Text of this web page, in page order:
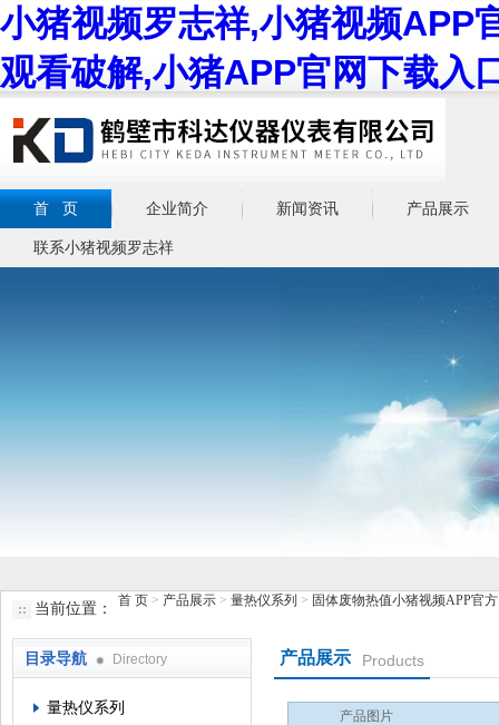
小猪视频罗志祥,小猪视频APP
观看破解,小猪APP官网下载入
鹤壁市小猪视频罗志祥仪器仪表有限公司
首 页 企业简介 新闻资讯 产品展示
联系小猪视频罗志祥
当前位置： 首 页 > 产品展示 > 量热仪系列 > 固体废物热值小猪视频APP官
目录导航 Directory
量热仪系列
产品展示 Products
产品图片